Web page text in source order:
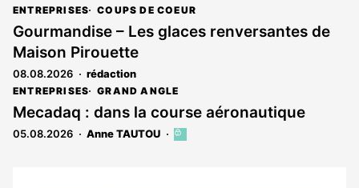
ENTREPRISES COUPS DE COEUR
Gourmandise – Les glaces renversantes de
Maison Pirouette
08.08.2026 rédaction
ENTREPRISES GRAND ANGLE
Mecadaq : dans la course aéronautique
05.08.2026 Anne TAUTOU
Cet